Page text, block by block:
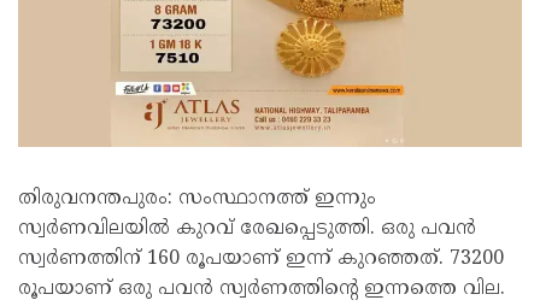
തിരുവനന്തപുരം: സംസ്ഥാനത്ത് ഇന്നും
സ്വർണവിലയിൽ കുറവ് രേഖപ്പെടുത്തി. ഒരു പവൻ
സ്വർണത്തിന് 160 രൂപയാണ് ഇന്ന് കുറഞ്ഞത്. 73200
രൂപയാണ് ഒരു പവൻ സ്വർണത്തിന്റെ ഇന്നത്തെ വില.